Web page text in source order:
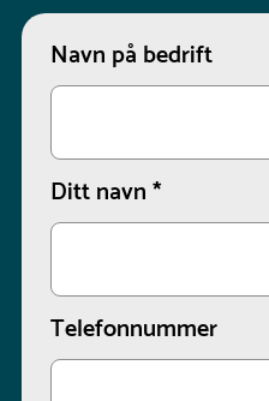
Navn på bedrift
Ditt navn*
Telefonnummer